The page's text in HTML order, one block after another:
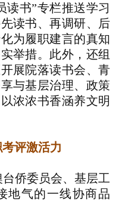
读书”专栏推送学习
读书、再调研、后
为履职建言的真知
举措。此外，还组
展院落读书会、青
与基层治理、政策
浓浓书香涵养文明
评激活力
侨委员会、基层工
地气的一线协商品